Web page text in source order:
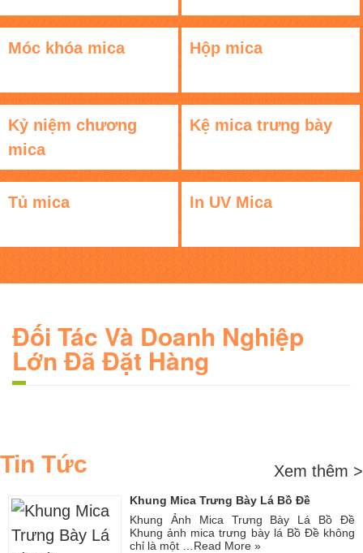
Móc khóa mica Hộp mica
Kỷ niệm chương
mica
Kệ mica trưng bày
Tủ mica In UV Mica
Đối Tác Và Doanh Nghiệp
Lớn Đã Đặt Hàng
Tin Tức Xem thêm >
Khung Mica Trưng Bày Lá Bồ Đề
Khung Ảnh Mica Trưng Bày Lá Bồ Đề
Khung ảnh mica trưng bày lá Bồ Đề không
chỉ là một … Read More »